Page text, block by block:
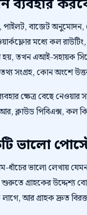
ব্যবহার
বাজেট অনুমোদন,
মধ্যে কল
হয়, তখন এআই-সহায়ক
সংগ্রহ, কোন অংশে
ক্ষেত্র বেছে
ক্লাউড পিবিএক্স, কল
ভালো
ধাঁচের ভালো লেখায়
গ্রাহকের উদ্দেশ্য
লাগে, আর গ্রাহক দ্রুত